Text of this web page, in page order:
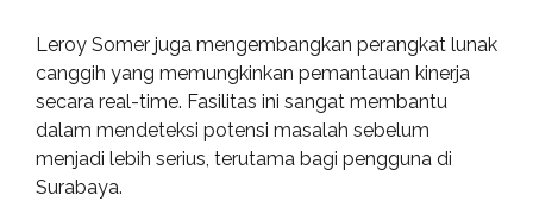
Leroy Somer juga mengembangkan perangkat lunak
canggih yang memungkinkan pemantauan kinerja
secara real-time. Fasilitas ini sangat membantu
dalam mendeteksi potensi masalah sebelum
menjadi lebih serius, terutama bagi pengguna di
Surabaya.